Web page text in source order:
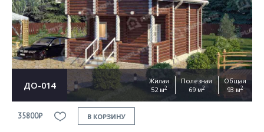
ДО-014
Жилая
52 м2
Полезная
69 м2
Общая
93 м2
35800₽ В КОРЗИНУ